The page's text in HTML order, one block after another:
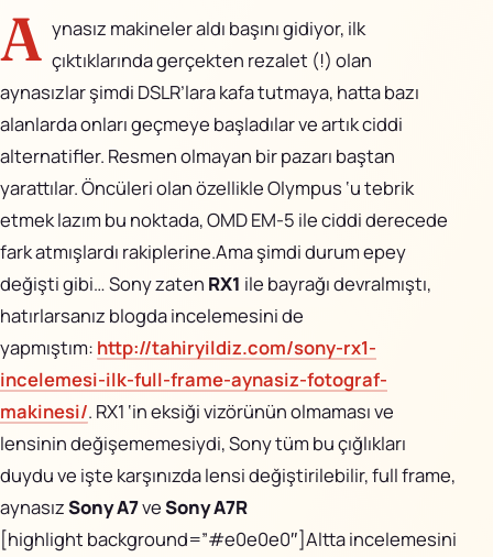
Movioo
İletişim
Instagram
X
LinkedIn
YouTube
Görünüm
A ynasız makineler aldı başını gidiyor, ilk
çıktıklarında gerçekten rezalet (!) olan
aynasızlar şimdi DSLR’lara kafa tutmaya, hatta bazı
alanlarda onları geçmeye başladılar ve artık ciddi
alternatifler. Resmen olmayan bir pazarı baştan
yarattılar. Öncüleri olan özellikle Olympus ‘u tebrik
etmek lazım bu noktada, OMD EM-5 ile ciddi derecede
fark atmışlardı rakiplerine.Ama şimdi durum epey
değişti gibi… Sony zaten RX1 ile bayrağı devralmıştı,
hatırlarsanız blogda incelemesini de
yapmıştım: http://tahiryildiz.com/sony-rx1-
incelemesi-ilk-full-frame-aynasiz-fotograf-
makinesi/. RX1 ‘in eksiği vizörünün olmaması ve
lensinin değişememesiydi, Sony tüm bu çığlıkları
duydu ve işte karşınızda lensi değiştirilebilir, full frame,
aynasızSony A7veSony A7R
[highlight background=”#e0e0e0″]Altta incelemesini